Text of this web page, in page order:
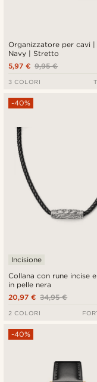
Organizzatore per cavi |
Navy | Stretto
9,95 €
5,97 €
3 COLORI
Collana con rune incise
in pelle nera
-40%
Incisione
34,95 €
20,97 €
2 COLORI
-40%